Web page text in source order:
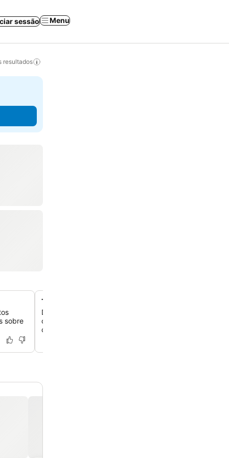
sessão Menu
resultados
sobre
Tema da indústria de chocolate suíço
Descubra um conceito de boutique único inspirado na
cacau na Suíça, com mesas de cabeceira em formato
chocolate e decoração temática no quarto.